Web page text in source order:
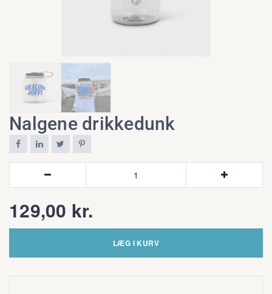
Nalgene drikkedunk
   
 
129,00 kr.
LÆG I KURV